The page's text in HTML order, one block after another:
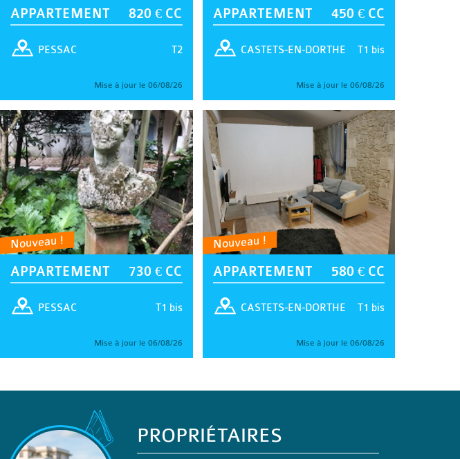
APPARTEMENT 820 € CC
T2
PESSAC
Mise à jour le 06/08/26
APPARTEMENT 450 € CC
T1 bis
CASTETS-EN-DORTHE
Mise à jour le 06/08/26
Nouveau !
APPARTEMENT 730 € CC
T1 bis
PESSAC
Mise à jour le 06/08/26
Nouveau !
APPARTEMENT 580 € CC
T1 bis
CASTETS-EN-DORTHE
Mise à jour le 06/08/26
PROPRIÉTAIRES